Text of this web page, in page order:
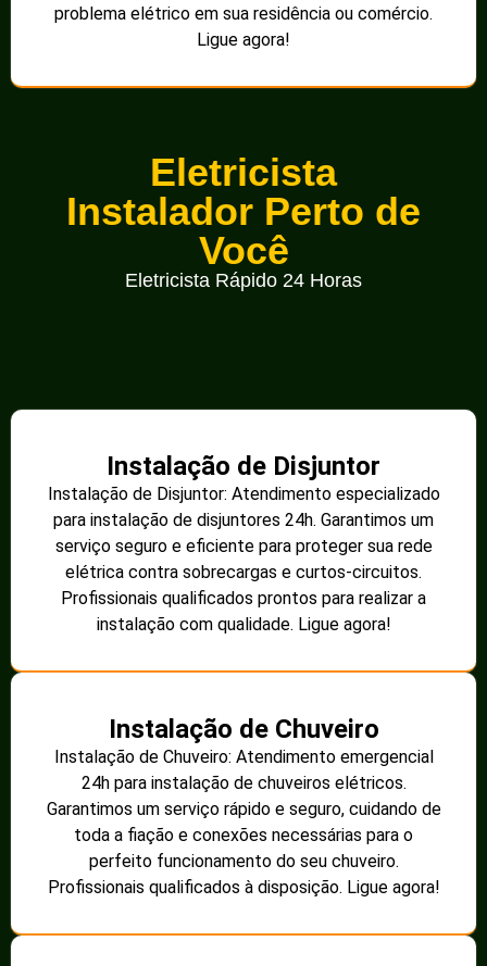
problema elétrico em sua residência ou comércio.
Ligue agora!
Eletricista
Instalador Perto de
Você
Eletricista Rápido 24 Horas
Instalação de Disjuntor
Instalação de Disjuntor: Atendimento especializado
para instalação de disjuntores 24h. Garantimos um
serviço seguro e eficiente para proteger sua rede
elétrica contra sobrecargas e curtos-circuitos.
Profissionais qualificados prontos para realizar a
instalação com qualidade. Ligue agora!
Instalação de Chuveiro
Instalação de Chuveiro: Atendimento emergencial
24h para instalação de chuveiros elétricos.
Garantimos um serviço rápido e seguro, cuidando de
toda a fiação e conexões necessárias para o
perfeito funcionamento do seu chuveiro.
Profissionais qualificados à disposição. Ligue agora!